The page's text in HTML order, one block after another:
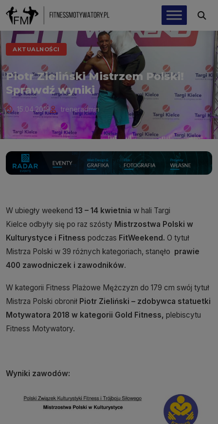
AKTUALNOŚCI
Piotr Zieliński Mistrzem Polski!
Sprawdź wyniki
15.04.2019 treneradmin
W ubiegły weekend 13 – 14 kwietnia w hali Targi
Kielce odbyły się po raz szósty Mistrzostwa Polski w
Kulturystyce i Fitness podczas FitWeekend. O tytuł
Mistrza Polski w 39 różnych kategoriach, stanęło prawie
400 zawodniczek i zawodników.
W kategorii Fitness Plażowe Mężczyzn do 179 cm swój tytuł
Mistrza Polski obronił Piotr Zieliński – zdobywca statuetki
Motywatora 2018 w kategorii Gold Fitness, plebiscytu
Fitness Motywatory.
Wyniki zawodów: